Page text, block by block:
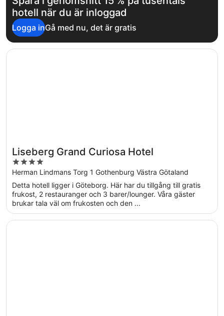
hotell när du är inloggad
Logga inGå med nu, det är gratis
Liseberg Grand Curiosa Hotel
4
out
of
5
Herman Lindmans Torg 1 Gothenburg Västra Götaland
Detta hotell ligger i Göteborg. Här har du tillgång till gratis
frukost, 2 restauranger och 3 barer/lounger. Våra gäster
brukar tala väl om frukosten och den ...
Öppnas i ett nytt fönster
Liseberg Grand Curiosa Hotel
Öppnas i ett nytt fönster
Jacy'z Hotel & Resort